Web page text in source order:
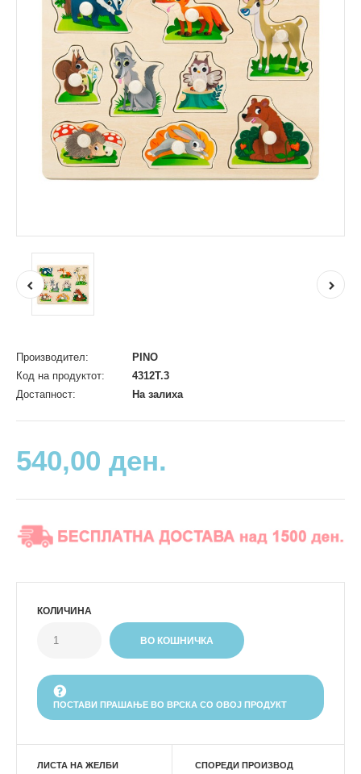
Производител:
PINO
Код на продуктот:
4312T.3
Достапност:
На залиха
540,00 ден.
КОЛИЧИНА
ПОСТАВИ ПРАШАЊЕ ВО ВРСКА СО ОВОЈ ПРОДУКТ
ЛИСТА НА ЖЕЛБИ СПОРЕДИ ПРОИЗВОД